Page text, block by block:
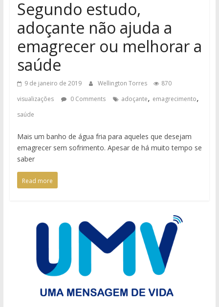
Segundo estudo,
adoçante não ajuda a
emagrecer ou melhorar a
saúde
9 de janeiro de 2019 Wellington Torres
870
visualizações
0 Comments adoçante, emagrecimento,
saúde
Mais um banho de água fria para aqueles que desejam
emagrecer sem sofrimento. Apesar de há muito tempo se
saber
Read more